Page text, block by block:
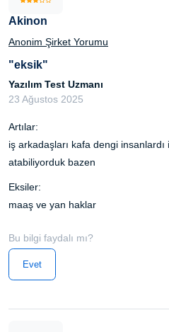
Akinon
Anonim Şirket Yorumu
"eksik"
Yazılım Test Uzmanı
23 Ağustos 2025
Artılar:
iş arkadaşları kafa dengi
atabiliyorduk bazen
Eksiler:
maaş ve yan haklar
Bu bilgi faydalı mı?
Evet